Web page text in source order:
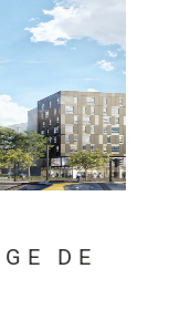
DE